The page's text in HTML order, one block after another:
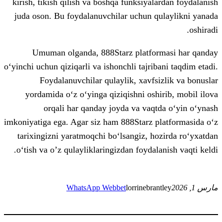
juda oson. Bu foydalanuvchilar uchun
Umuman olganda, 888Starz
o‘yinchi uchun qiziqarli va ishonchli
Foydalanuvchilar qulaylik,
yordamida o‘z o‘yinga qiziqishni
orqali har qanday joyda va
imkoniyatiga ega. Agar siz ham 888Starz
tarixingizni yaratmoqchi bo‘lsangiz,
o‘tish va o’z qulayliklaringizdan
bet
WhatsApp Web